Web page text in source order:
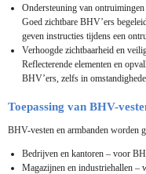
Ondersteuning van ontruimingen
Goed zichtbare BHV’ers
geven instructies tijdens een
Verhoogde zichtbaarheid en
Reflecterende elementen en
BHV’ers, zelfs in
Toepassing van BHV-
BHV-vesten en armbanden worden
Bedrijven en kantoren – voor
Magazijnen en industriehallen –